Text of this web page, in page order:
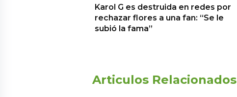
Karol G es destruida en redes por
rechazar flores a una fan: “Se le
subió la fama”
Articulos Relacionados